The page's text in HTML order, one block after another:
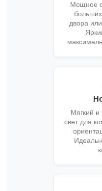
Мощное
больших
двора
Мягкий и
свет для